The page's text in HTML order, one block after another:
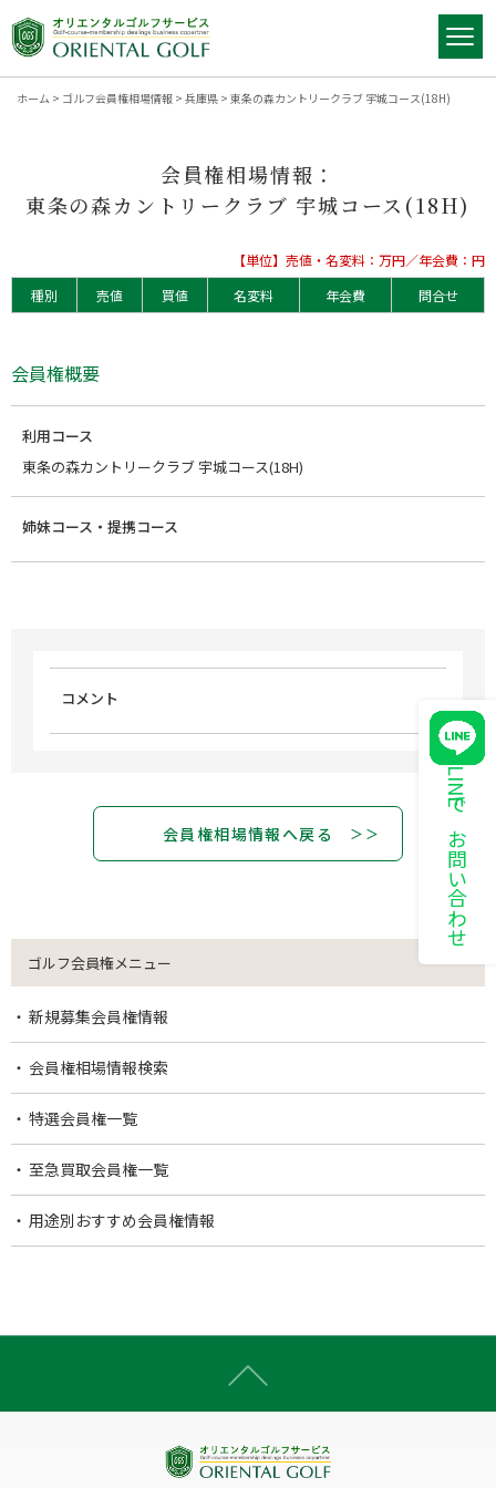
LINEでお問い合わせ
ホーム > ゴルフ会員権相場情報 > 兵庫県 > 東条の森カントリークラブ 宇城コース(18H)
会員権相場情報：
東条の森カントリークラブ 宇城コース(18H)
【単位】売値・名変料：万円／年会費：円
種別
売値 買値 名変料 年会費 問合せ
会員権概要
利用コース
東条の森カントリークラブ 宇城コース(18H)
姉妹コース・提携コース
コメント
会員権相場情報へ戻る
ゴルフ会員権メニュー
新規募集会員権情報
会員権相場情報検索
特選会員権一覧
至急買取会員権一覧
用途別おすすめ会員権情報